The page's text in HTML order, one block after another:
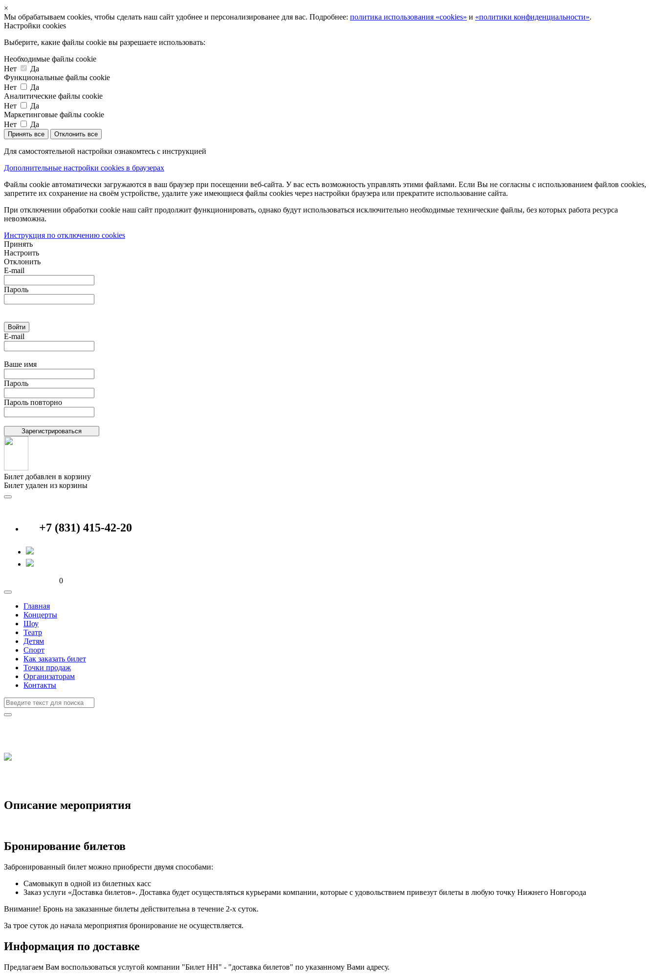
×
Мы обрабатываем cookies, чтобы сделать наш сайт удобнее и персонализированее для вас. Подробнее: политика использования «cookies» и «политики конфиденциальности».
Настройки cookies
Выберите, какие файлы cookie вы разрешаете использовать:
Необходимые файлы cookie
Нет
Да
Функциональные файлы cookie
Нет
Да
Аналитические файлы cookie
Нет
Да
Маркетинговые файлы cookie
Нет
Да
Принять все Отклонить все
Для самостоятельной настройки ознакомтесь с инструкцией
Дополнительные настройки cookies в браузерах
Файлы cookie автоматически загружаются в ваш браузер при посещении веб-сайта. У вас есть возможность управлять этими файлами. Если Вы не согласны с использованием файлов cookies,
запретите их сохранение на своём устройстве, удалите уже имеющиеся файлы cookies через настройки браузера или прекратите использование сайта.
При отключении обработки cookie наш сайт продолжит функционировать, однако будут использоваться исключительно необходимые технические файлы, без которых работа ресурса
невозможна.
Инструкция по отключению cookies
Принять
Настроить
Отклонить
E-mail
Пароль
E-mail
Ваше имя
Пароль
Пароль повторно
Билет добавлен в корзину
Билет удален из корзины
+7 (831) 415-42-20
0
Главная
Концерты
Шоу
Театр
Детям
Спорт
Как заказать билет
Точки продаж
Организаторам
Контакты
Описание мероприятия
Бронирование билетов
Забронированный билет можно приобрести двумя способами:
Самовыкуп в одной из билетных касс
Заказ услуги «Доставка билетов». Доставка будет осуществляться курьерами компании, которые с удовольствием привезут билеты в любую точку Нижнего Новгорода
Внимание! Бронь на заказанные билеты действительна в течение 2-х суток.
За трое суток до начала мероприятия бронирование не осуществляется.
Информация по доставке
Предлагаем Вам воспользоваться услугой компании "Билет НН" - "доставка билетов" по указанному Вами адресу.